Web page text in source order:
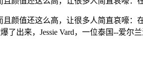
颜值还这么高，让很多人简直哀嚎
出来，Jessie Vard，一位泰国--爱尔